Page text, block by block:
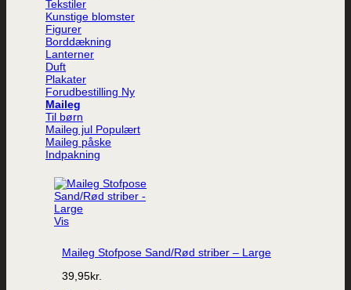
Tekstiler
Kunstige blomster
Figurer
Borddækning
Lanterner
Duft
Plakater
Forudbestilling
Maileg
Til børn
Maileg jul
Maileg påske
Indpakning
Vis
Maileg Stofpose Sand/Rød striber – Large
39,95kr.